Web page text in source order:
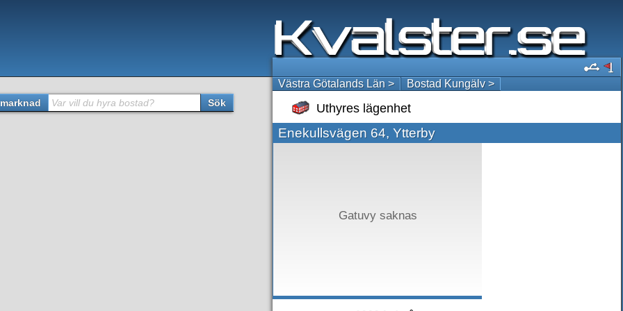
Västra Götalands Län > Bostad Kungälv >
Uthyres lägenhet
Enekullsvägen 64, Ytterby
Gatuvy saknas
Var vill du hyra bostad? Sök